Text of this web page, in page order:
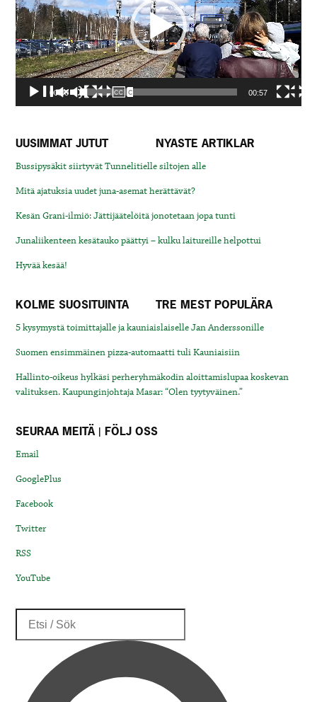
00:00 00:57
UUSIMMAT JUTUT NYASTE ARTIKLAR
Bussipysäkit siirtyvät Tunnelitielle siltojen alle
Mitä ajatuksia uudet juna-asemat herättävät?
Kesän Grani-ilmiö: Jättijäätelöitä jonotetaan jopa tunti
Junaliikenteen kesätauko päättyi – kulku laitureille helpottui
Hyvää kesää!
KOLME SUOSITUINTA TRE MEST POPULÄRA
5 kysymystä toimittajalle ja kauniaislaiselle Jan Anderssonille
Suomen ensimmäinen pizza-automaatti tuli Kauniaisiin
Hallinto-oikeus hylkäsi perheryhmäkodin aloittamislupaa koskevan
valituksen. Kaupunginjohtaja Masar: “Olen tyytyväinen.”
SEURAA MEITÄ | FÖLJ OSS
Email
GooglePlus
Facebook
Twitter
RSS
YouTube